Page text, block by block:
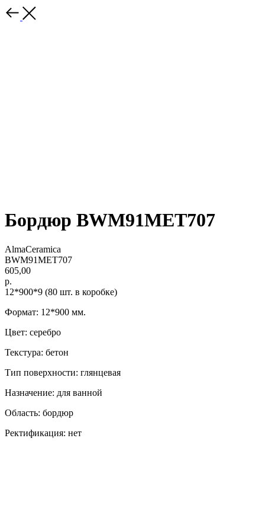
Бордюр BWM91MET707
AlmaCeramica
BWM91MET707
605,00
р.
12*900*9 (80 шт. в коробке)
Формат: 12*900 мм.
Цвет: серебро
Текстура: бетон
Тип поверхности: глянцевая
Назначение: для ванной
Область: бордюр
Ректификация: нет